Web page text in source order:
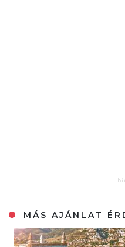
MÁS AJÁNLAT